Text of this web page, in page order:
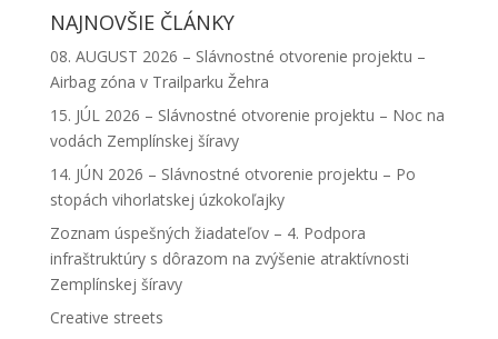
NAJNOVŠIE ČLÁNKY
08. AUGUST 2026 – Slávnostné otvorenie projektu –
Airbag zóna v Trailparku Žehra
15. JÚL 2026 – Slávnostné otvorenie projektu – Noc na
vodách Zemplínskej šíravy
14. JÚN 2026 – Slávnostné otvorenie projektu – Po
stopách vihorlatskej úzkokoľajky
Zoznam úspešných žiadateľov – 4. Podpora
infraštruktúry s dôrazom na zvýšenie atraktívnosti
Zemplínskej šíravy
Creative streets